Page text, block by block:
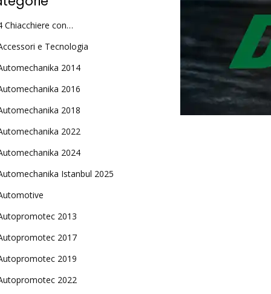
Chiacchiere con…
e Tecnologia
2014
2016
2018
2022
2024
Istanbul 2025
2013
2017
2019
2022